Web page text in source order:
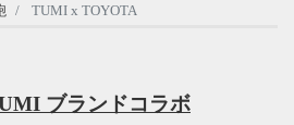
TUMI x TOYOTA
ブランドコラボ